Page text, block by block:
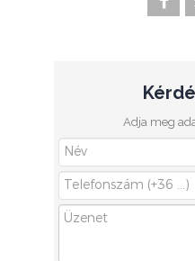
Adja meg